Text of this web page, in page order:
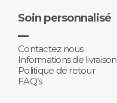
Soin personnalisé
Contactez nous
Informations de livraison
Politique de retour
FAQ’s